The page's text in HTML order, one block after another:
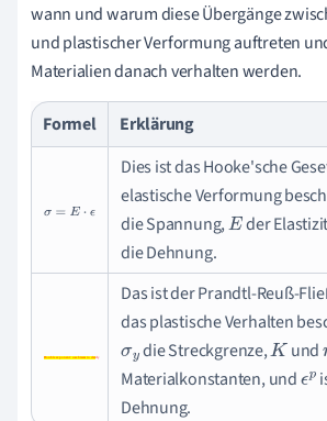
wann und warum diese Übergänge
und plastischer Verformung auftreten
Materialien danach verhalten werden.
Formel Erklärung
σ=E⋅ϵ
Dies ist das Hooke'sche
elastische Verformung
die Spannung,E der
die Dehnung.
Double exponent: use braces to clarify
Double
Das ist der Prandtl-Reuß-
das plastische Verhalten
σy die Streckgrenze,K und
Materialkonstanten, undϵp
Dehnung.